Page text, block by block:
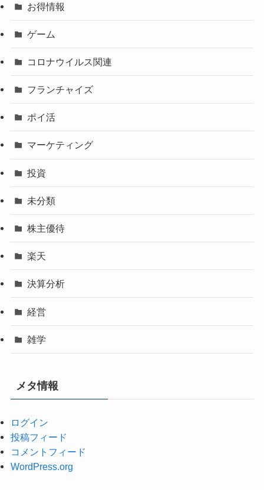
お得情報
ゲーム
コロナウイルス関連
フランチャイズ
ポイ活
マーケティング
投資
未分類
株主優待
楽天
決算分析
経営
雑学
メタ情報
ログイン
投稿フィード
コメントフィード
WordPress.org